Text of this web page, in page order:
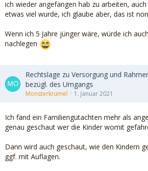
ich wieder angefangen hab zu arbeiten,
etwas viel wurde, ich glaube aber, das ist
Wenn ich 5 Jahre jünger wäre, würde ich
nachlegen
Rechtslage zu Versorgung und
bezügl. des Umgangs
Monsterkrümel 1. Januar 2021
Ich fänd ein Familiengutachten mehr als
genau geschaut wer die Kinder womit
Dann wird auch geschaut, wie den Kindern
ggf. mit Auflagen.